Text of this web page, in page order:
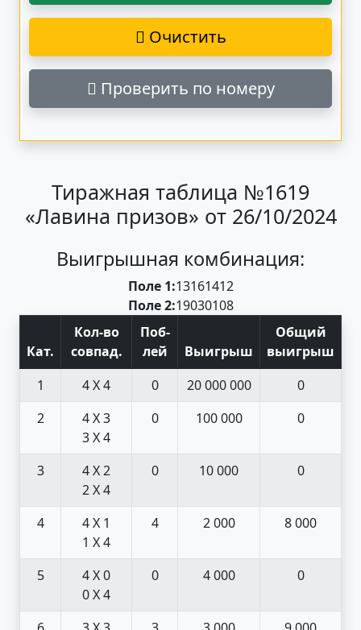
Очистить
Проверить по номеру
Тиражная таблица №1619
«Лавина призов» от 26/10/2024
Выигрышная комбинация:
Поле 1:13161412
Поле 2:19030108
Кат.
Кол-во
совпад.
Поб-
лей
Выигрыш
Общий
выигрыш
1
4 X 4 0 20 000 000
0
2
4 X 3
3 X 4
0 100 000 0
3
4 X 2
2 X 4
0 10 000 0
4
4 X 1
1 X 4
4 2 000 8 000
5
4 X 0
0 X 4
0 4 000 0